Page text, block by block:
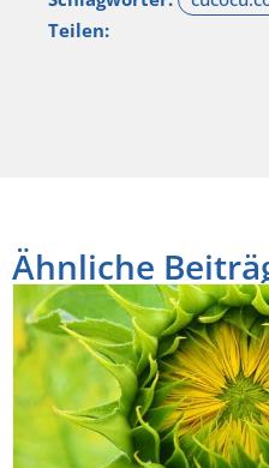
Teilen:
Ähnliche